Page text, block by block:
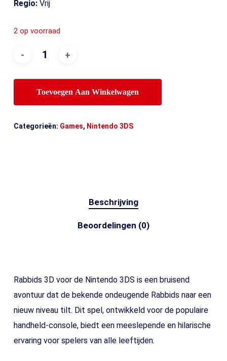
Regio:Vrij
2 op voorraad
Toevoegen Aan Winkelwagen
Categorieën: Games, Nintendo 3DS
Beschrijving
Beoordelingen (0)
Rabbids 3D voor de Nintendo 3DS is een bruisend
avontuur dat de bekende ondeugende Rabbids naar een
nieuw niveau tilt. Dit spel, ontwikkeld voor de populaire
handheld-console, biedt een meeslepende en hilarische
ervaring voor spelers van alle leeftijden.